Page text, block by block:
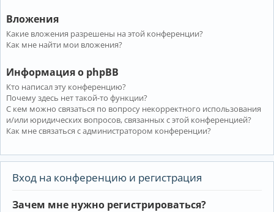
Вложения
Какие вложения разрешены на этой конференции?
Как мне найти мои вложения?
Информация о phpBB
Кто написал эту конференцию?
Почему здесь нет такой-то функции?
С кем можно связаться по вопросу некорректного использования
и/или юридических вопросов, связанных с этой конференцией?
Как мне связаться с администратором конференции?
Вход на конференцию и регистрация
Зачем мне нужно регистрироваться?